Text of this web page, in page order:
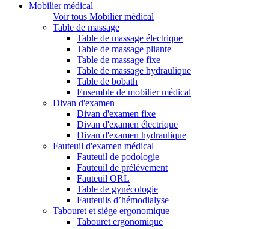
Mobilier médical
Voir tous Mobilier médical
Table de massage
Table de massage électrique
Table de massage pliante
Table de massage fixe
Table de massage hydraulique
Table de bobath
Ensemble de mobilier médical
Divan d'examen
Divan d'examen fixe
Divan d'examen électrique
Divan d'examen hydraulique
Fauteuil d'examen médical
Fauteuil de podologie
Fauteuil de prélèvement
Fauteuil ORL
Table de gynécologie
Fauteuils d’hémodialyse
Tabouret et siège ergonomique
Tabouret ergonomique